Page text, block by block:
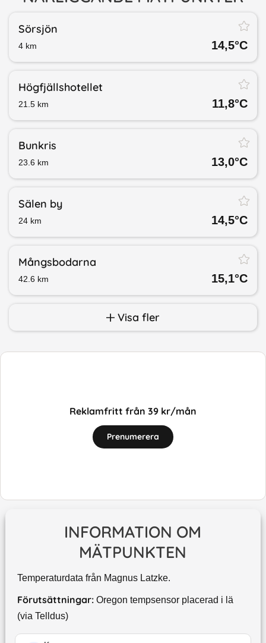
Sörsjön
4 km 14,5°C
Högfjällshotellet
21.5 km 11,8°C
Bunkris
23.6 km 13,0°C
Sälen by
24 km 14,5°C
Mångsbodarna
42.6 km 15,1°C
Visa fler
Reklamfritt från 39 kr/mån
Prenumerera
INFORMATION OM
MÄTPUNKTEN
Temperaturdata från Magnus Latzke.
Förutsättningar: Oregon tempsensor placerad i lä
(via Telldus)